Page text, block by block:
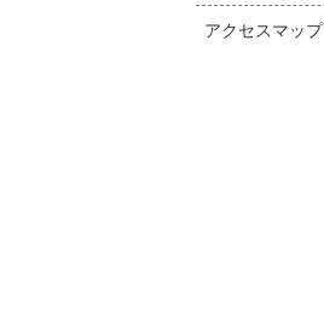
アクセスマップ